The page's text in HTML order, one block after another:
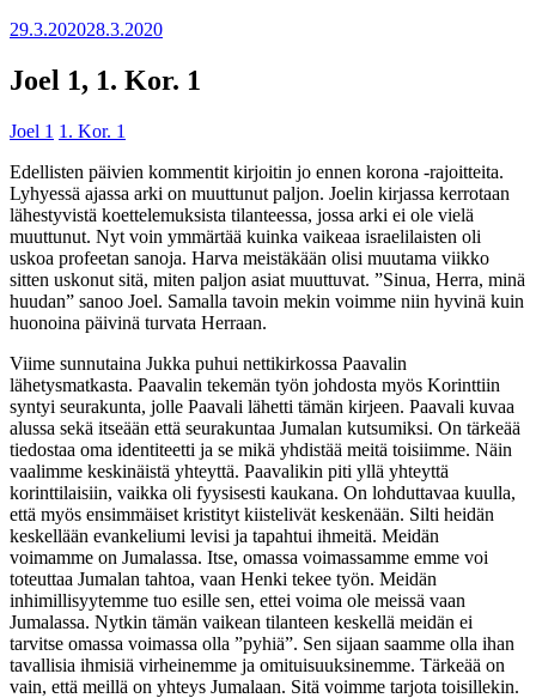
Julkaistu
29.3.202028.3.2020
Joel 1, 1. Kor. 1
Joel 1 1. Kor. 1
Edellisten päivien kommentit kirjoitin jo ennen korona -rajoitteita.
Lyhyessä ajassa arki on muuttunut paljon. Joelin kirjassa kerrotaan
lähestyvistä koettelemuksista tilanteessa, jossa arki ei ole vielä
muuttunut. Nyt voin ymmärtää kuinka vaikeaa israelilaisten oli
uskoa profeetan sanoja. Harva meistäkään olisi muutama viikko
sitten uskonut sitä, miten paljon asiat muuttuvat. ”Sinua, Herra, minä
huudan” sanoo Joel. Samalla tavoin mekin voimme niin hyvinä kuin
huonoina päivinä turvata Herraan.
Viime sunnutaina Jukka puhui nettikirkossa Paavalin
lähetysmatkasta. Paavalin tekemän työn johdosta myös Korinttiin
syntyi seurakunta, jolle Paavali lähetti tämän kirjeen. Paavali kuvaa
alussa sekä itseään että seurakuntaa Jumalan kutsumiksi. On tärkeää
tiedostaa oma identiteetti ja se mikä yhdistää meitä toisiimme. Näin
vaalimme keskinäistä yhteyttä. Paavalikin piti yllä yhteyttä
korinttilaisiin, vaikka oli fyysisesti kaukana. On lohduttavaa kuulla,
että myös ensimmäiset kristityt kiistelivät keskenään. Silti heidän
keskellään evankeliumi levisi ja tapahtui ihmeitä. Meidän
voimamme on Jumalassa. Itse, omassa voimassamme emme voi
toteuttaa Jumalan tahtoa, vaan Henki tekee työn. Meidän
inhimillisyytemme tuo esille sen, ettei voima ole meissä vaan
Jumalassa. Nytkin tämän vaikean tilanteen keskellä meidän ei
tarvitse omassa voimassa olla ”pyhiä”. Sen sijaan saamme olla ihan
tavallisia ihmisiä virheinemme ja omituisuuksinemme. Tärkeää on
vain, että meillä on yhteys Jumalaan. Sitä voimme tarjota toisillekin.